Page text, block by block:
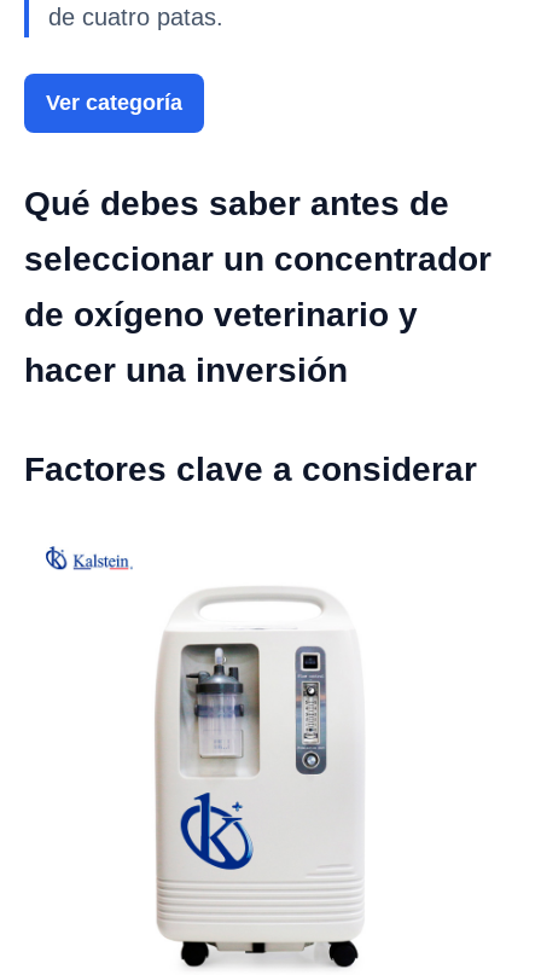
de cuatro patas.
Ver categoría
Qué debes saber antes de
seleccionar un concentrador
de oxígeno veterinario y
hacer una inversión
Factores clave a considerar